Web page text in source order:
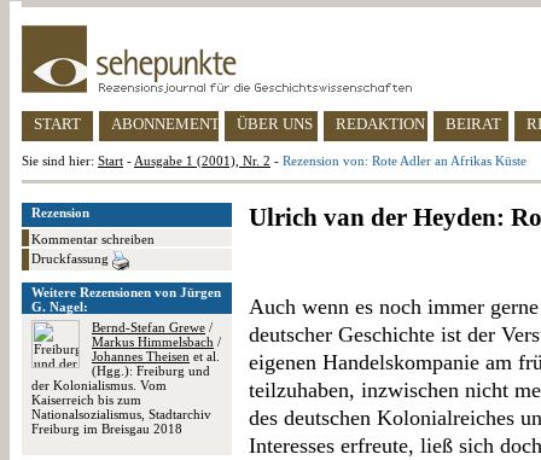
START ABONNEMENT ÜBER UNS REDAKTION BEIRAT
Sie sind hier: Start - Ausgabe 1 (2001), Nr. 2 - Rezension von: Rote Adler an Afrikas Küste
Rezension
Kommentar schreiben
Druckfassung
Weitere Rezensionen von Jürgen
G. Nagel:
Bernd-Stefan Grewe /
Markus Himmelsbach /
Johannes Theisen et al.
(Hgg.): Freiburg und
der Kolonialismus. Vom
Kaiserreich bis zum
Nationalsozialismus, Stadtarchiv
Freiburg im Breisgau 2018
Ulrich van der Heyden:
Auch wenn es noch immer
deutscher Geschichte ist der
eigenen Handelskompanie am
teilzuhaben, inzwischen nicht
des deutschen Kolonialreiches
Interesses erfreute, ließ sich